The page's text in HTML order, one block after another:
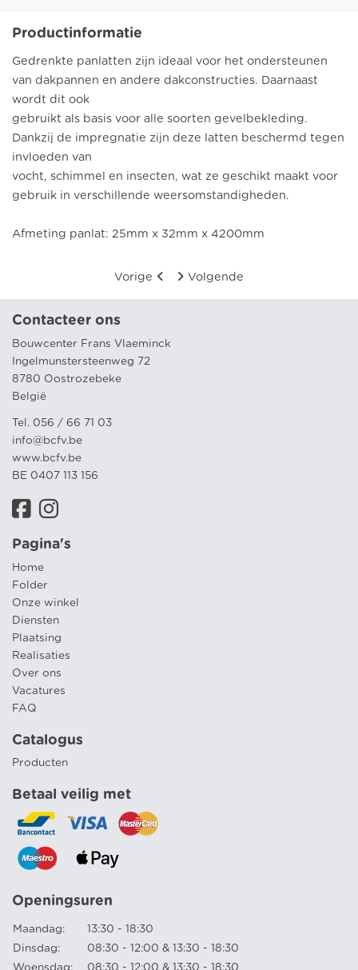
Productinformatie
Gedrenkte panlatten zijn ideaal voor het ondersteunen
van dakpannen en andere dakconstructies. Daarnaast
wordt dit ook
gebruikt als basis voor alle soorten gevelbekleding.
Dankzij de impregnatie zijn deze latten beschermd tegen
invloeden van
vocht, schimmel en insecten, wat ze geschikt maakt voor
gebruik in verschillende weersomstandigheden.
Afmeting panlat: 25mm x 32mm x 4200mm
Vorige Volgende
Contacteer ons
Bouwcenter Frans Vlaeminck
Ingelmunstersteenweg 72
8780 Oostrozebeke
België
Tel. 056 / 66 71 03
info@bcfv.be
www.bcfv.be
BE 0407 113 156
Pagina's
Home
Folder
Onze winkel
Diensten
Plaatsing
Realisaties
Over ons
Vacatures
FAQ
Catalogus
Producten
Betaal veilig met
Openingsuren
Maandag:
13:30 - 18:30
Dinsdag:
08:30 - 12:00 & 13:30 - 18:30